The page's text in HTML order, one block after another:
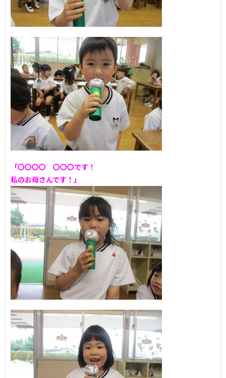
「〇〇〇〇 〇〇〇です！
私のお母さんです！」